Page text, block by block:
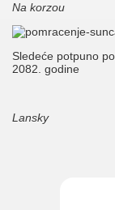
Na korzou
Sledeće potpuno
2082. godine
Lansky